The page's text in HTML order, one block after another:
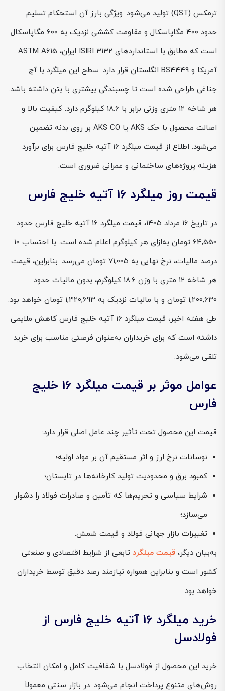
ترمکس (QST) تولید می‌شود. ویژگی بارز آن استحکام تسلیم
حدود ۴۰۰ مگاپاسکال و مقاومت کششی نزدیک به ۶۰۰ مگاپاسکال
است که مطابق با استانداردهای ISIRI 3132 ایران، ASTM A615
آمریکا و BS4449 انگلستان قرار دارد. سطح این میلگرد با آج
جناغی طراحی شده است تا چسبندگی بیشتری با بتن داشته باشد.
هر شاخه ۱۲ متری وزنی برابر با 18.6 کیلوگرم دارد. کیفیت بالا و
اصالت محصول با حک AKS یا AKS CO بر روی بدنه تضمین
می‌شود. اطلاع از قیمت میلگرد 16 آتیه خلیج فارس برای برآورد
هزینه پروژه‌های ساختمانی و عمرانی ضروری است.
قیمت روز میلگرد 16 آتیه خلیج فارس
در تاریخ 16 مرداد 1405، قیمت میلگرد 16 آتیه خلیج فارس حدود
64,550 تومان به‌ازای هر کیلوگرم اعلام شده است. با احتساب ۱۰
درصد مالیات، نرخ نهایی به 71,005 تومان می‌رسد. بنابراین، قیمت
هر شاخه ۱۲ متری با وزن 18.6 کیلوگرم، بدون مالیات حدود
1,200,630 تومان و با مالیات نزدیک به 1,320,693 تومان خواهد بود.
طی هفته اخیر، قیمت میلگرد 16 آتیه خلیج فارس کاهش ملایمی
داشته است که برای خریداران به‌عنوان فرصتی مناسب برای خرید
تلقی می‌شود.
عوامل موثر بر قیمت میلگرد 16 خلیج
فارس
قیمت این محصول تحت تأثیر چند عامل اصلی قرار دارد:
نوسانات نرخ ارز و اثر مستقیم آن بر مواد اولیه؛
کمبود برق و محدودیت تولید کارخانه‌ها در تابستان؛
شرایط سیاسی و تحریم‌ها که تأمین و صادرات فولاد را دشوار
می‌سازد؛
تغییرات بازار جهانی فولاد و قیمت شمش.
به‌بیان دیگر، قیمت میلگرد تابعی از شرایط اقتصادی و صنعتی
کشور است و بنابراین همواره نیازمند رصد دقیق توسط خریداران
خواهد بود.
خرید میلگرد 16 آتیه خلیج فارس از
فولادسل
خرید این محصول از فولادسل با شفافیت کامل و امکان انتخاب
روش‌های متنوع پرداخت انجام می‌شود. در بازار سنتی معمولاً